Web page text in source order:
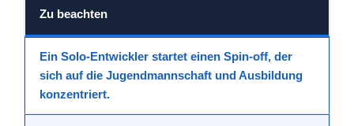
Zu beachten
Ein Solo-Entwickler startet einen Spin-off, der
sich auf die Jugendmannschaft und Ausbildung
konzentriert.